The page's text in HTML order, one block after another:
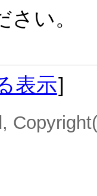
い。
表示]